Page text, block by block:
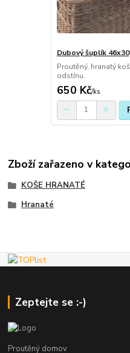
Dubový šuplík
Proutěný, hranatý
odstínu.
650 Kč/ks
Zboží zařazeno v
KOŠE HRANATÉ
Hranaté
Zeptejte se :-)
Proutěný domov